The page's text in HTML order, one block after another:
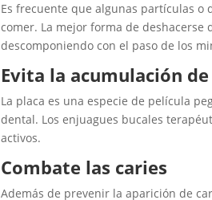
Es frecuente que algunas partículas o
comer. La mejor forma de deshacerse
descomponiendo con el paso de los
Evita la acumulación
La placa es una especie de película
dental. Los enjuagues bucales
activos.
Combate las caries
Además de prevenir la aparición de